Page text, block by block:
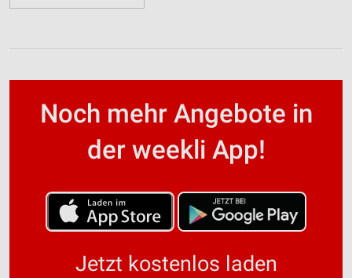
Noch mehr Angebote in
der weekli App!
Jetzt kostenlos laden